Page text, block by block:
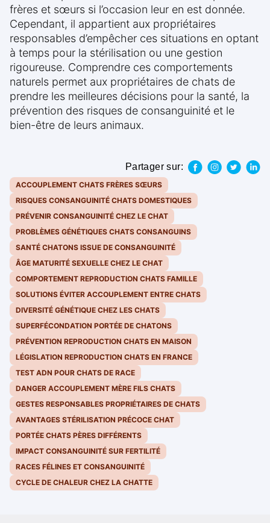
frères et sœurs si l’occasion leur en est donnée.
Cependant, il appartient aux propriétaires
responsables d’empêcher ces situations en optant
à temps pour la stérilisation ou une gestion
rigoureuse. Comprendre ces comportements
naturels permet aux propriétaires de chats de
prendre les meilleures décisions pour la santé, la
prévention des risques de consanguinité et le
bien-être de leurs animaux.
Partager sur:
ACCOUPLEMENT CHATS FRÈRES SŒURS
RISQUES CONSANGUINITÉ CHATS DOMESTIQUES
PRÉVENIR CONSANGUINITÉ CHEZ LE CHAT
PROBLÈMES GÉNÉTIQUES CHATS CONSANGUINS
SANTÉ CHATONS ISSUE DE CONSANGUINITÉ
ÂGE MATURITÉ SEXUELLE CHEZ LE CHAT
COMPORTEMENT REPRODUCTION CHATS FAMILLE
SOLUTIONS ÉVITER ACCOUPLEMENT ENTRE CHATS
DIVERSITÉ GÉNÉTIQUE CHEZ LES CHATS
SUPERFÉCONDATION PORTÉE DE CHATONS
PRÉVENTION REPRODUCTION CHATS EN MAISON
LÉGISLATION REPRODUCTION CHATS EN FRANCE
TEST ADN POUR CHATS DE RACE
DANGER ACCOUPLEMENT MÈRE FILS CHATS
GESTES RESPONSABLES PROPRIÉTAIRES DE CHATS
AVANTAGES STÉRILISATION PRÉCOCE CHAT
PORTÉE CHATS PÈRES DIFFÉRENTS
IMPACT CONSANGUINITÉ SUR FERTILITÉ
RACES FÉLINES ET CONSANGUINITÉ
CYCLE DE CHALEUR CHEZ LA CHATTE